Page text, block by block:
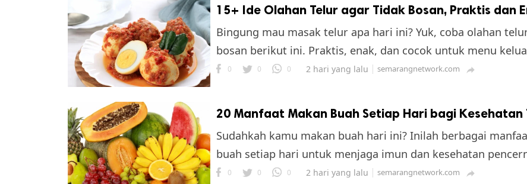
15+ Ide Olahan Telur agar Tidak Bosan, Praktis dan
Bingung mau masak telur apa hari ini? Yuk, coba olahan
bosan berikut ini. Praktis, enak, dan cocok untuk menu
0 0 0 2 hari yang lalu semarangnetwork.com 
20 Manfaat Makan Buah Setiap Hari bagi Kesehatan
Sudahkah kamu makan buah hari ini? Inilah berbagai
buah setiap hari untuk menjaga imun dan kesehatan
0 0 0 2 hari yang lalu semarangnetwork.com 